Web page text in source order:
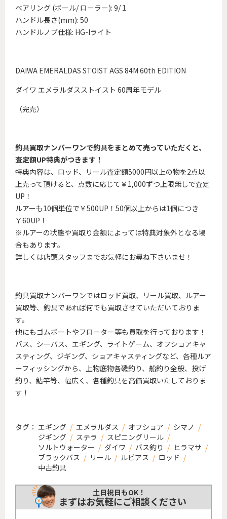
ベアリング (ボール/ ローラー): 9/ 1
ハンドル長さ(mm): 50
ハンドルノブ仕様: HG-Iライト
DAIWA EMERALDAS STOIST AGS 84M 60th EDITION
ダイワ エメラルダスストイスト 60周年モデル
（完売）
釣具買取ナンバーワンで釣具をまとめて売っていただくと、
査定額UP特典がつきます！
特典内容は、ロッド、リール査定額5000円以上の物を2点以
上売って頂けると、 点数に応じて￥1,000ずつ上限無しで査定
UP！
ルアーも10個単位で￥500UP！50個以上からは1個につき
￥60UP！
※ルアーの状態や買取り金額によっては特典対象外となる場
合もあります。
詳しくは店頭スタッフまでお気軽にお尋ね下さいませ！
釣具買取ナンバーワンではロッド買取、リール買取、ルアー
買取等、 釣具であれば何でも買取させていただいておりま
す。
他にもゴムボートやフローター等も買取を行っております！
バス、シーバス、エギング、ライトゲーム、オフショアキャ
スティング、 ジギング、ショアキャスティングなど、各種ルア
ーフィッシングから、
上物底物各磯釣り、船釣り全般、投げ
釣り、鮎竿等、 幅広く、各種釣具を高価買取いたしておりま
す！
タグ： エギング / エメラルダス / オフショア / シマノ /
ジギング / ステラ / スピニングリール /
ソルトウォーター / ダイワ / バス釣り / ヒラマサ /
ブラックバス / リール / ルビアス / ロッド /
中古釣具
土日祝日もOK！
まずはお気軽にご相談ください